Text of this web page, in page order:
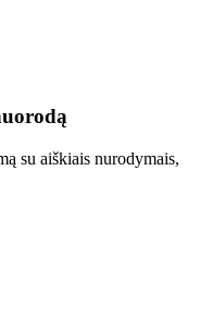
su aiškiais nurodymais,